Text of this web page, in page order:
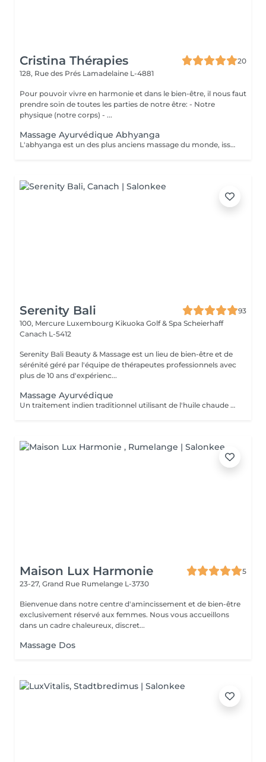
Cristina Thérapies
20
128, Rue des Prés Lamadelaine L-4881
Pour pouvoir vivre en harmonie et dans le bien-être, il nous faut
prendre soin de toutes les parties de notre être: - Notre
physique (notre corps) - ...
Massage Ayurvédique Abhyanga
L'abhyanga est un des plus anciens massage du monde, issus d'une sagesse indienne de plus de 5000 ans et de sa médecine, l'Ayurveda. Douceur, pressions ciblées et étirements vous invitent au lâcher prise totale. Le massage abhyanga signifie littéralement, massage à l'huile de tout le corps (y compris le cuir chevelu et le visage). C'est nourrissant, cela apaise vos doshas, donne de l'énergie, de l'endurance, du plaisir et du sommeil. La malaxation de la peau augmente sa longévité et nourrit toutes les parties du corps. Augmente la circulation en particulier nerveuse. Le patient est recouvert d'un drap qui sert à découvrir au fur et à mesure les parties à masser. Chaque massage est individualisé selon la prédominance des "doshas" et des déséquilibres du client. Après un massage ayurvédique, on ressent généralement une profonde sensation de détente et de légèreté, accompagnée d'un bien-être global tant physique que mental, grâce à la libération des tensions musculaires, la stimulation de la circulation et l'harmonisation des énergies. Le massage ayurvédique se pratique avec de l'huile, sauf exceptions liées à vos besoins spécifiques, il n'est donc pas nécessaire de porter une tenue particulière. Cependant, il faut prévoir simplement des sous-vêtements confortables et que vous ne craignez pas de tacher avec de l'huile. Prestation proposée uniquement aux dames. Réservation par téléphone au 00352 691 730 824. Paiement sur place en espèces.
Serenity Bali
93
100, Mercure Luxembourg Kikuoka Golf & Spa Scheierhaff
Canach L-5412
Serenity Bali Beauty & Massage est un lieu de bien-être et de
sérénité géré par l'équipe de thérapeutes professionnels avec
plus de 10 ans d'expérienc...
Massage Ayurvédique
Un traitement indien traditionnel utilisant de l'huile chaude et de longs mouvements de massage fluides pour favoriser une relaxation profonde.
Maison Lux Harmonie
5
23-27, Grand Rue Rumelange L-3730
Bienvenue dans notre centre d'amincissement et de bien-être
exclusivement réservé aux femmes. Nous vous accueillons
dans un cadre chaleureux, discret...
Massage Dos